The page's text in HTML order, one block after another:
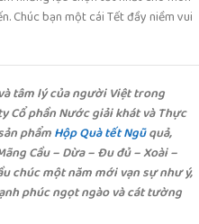
Chúc bạn một cái Tết đầy niềm vui
tâm lý của người Việt trong
Cổ phần Nước giải khát và Thực
phẩmHộp Quà tết Ngũquả,
Cầu – Dừa – Đu đủ – Xoài –
chúc một năm mới vạn sự như ý,
phúc ngọt ngào và cát tường